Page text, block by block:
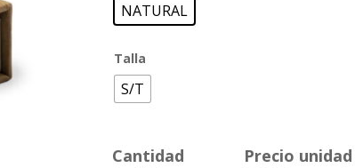
NATURAL
Talla
S/T
Cantidad
Precio unidad